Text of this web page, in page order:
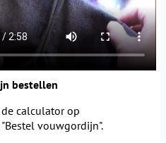
bestellen
calculator op
vouwgordijn".